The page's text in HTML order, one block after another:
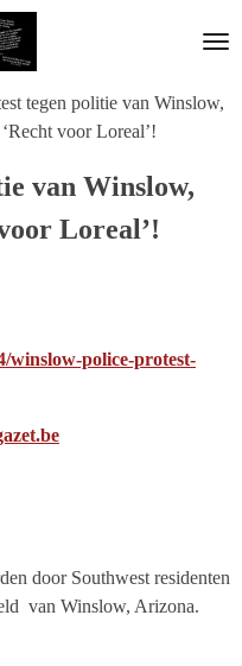
tegen politie van Winslow,
voor Loreal’!
van Winslow,
Loreal’!
winslow-police-protest-
door Southwest residenten
van Winslow, Arizona.